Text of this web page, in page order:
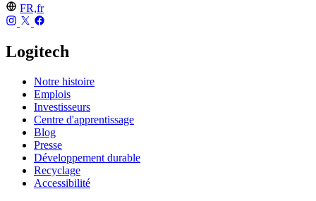
FR,fr
Logitech
Notre histoire
Emplois
Investisseurs
Centre d'apprentissage
Blog
Presse
Développement durable
Recyclage
Accessibilité